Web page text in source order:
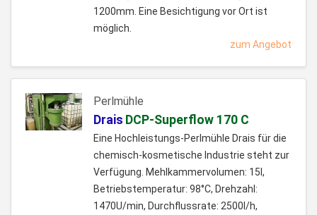
1200mm. Eine Besichtigung vor Ort ist
möglich.
zum Angebot
Perlmühle
Drais DCP-Superflow 170 C
Eine Hochleistungs-Perlmühle Drais für die
chemisch-kosmetische Industrie steht zur
Verfügung. Mehlkammervolumen: 15l,
Betriebstemperatur: 98°C, Drehzahl:
1470U/min, Durchflussrate: 2500l/h,